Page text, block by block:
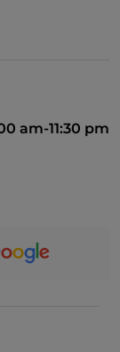
am-11:30 pm